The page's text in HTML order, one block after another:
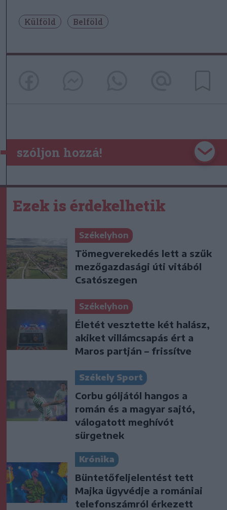
Külföld Belföld
szóljon hozzá!
Ezek is érdekelhetik
Székelyhon
Tömegverekedés lett a szűk
mezőgazdasági úti vitából
Csatószegen
Székelyhon
Életét vesztette két halász,
akiket villámcsapás ért a
Maros partján – frissítve
Székely Sport
Corbu góljától hangos a
román és a magyar sajtó,
válogatott meghívót
sürgetnek
Krónika
Büntetőfeljelentést tett
Majka ügyvédje a romániai
telefonszámról érkezett